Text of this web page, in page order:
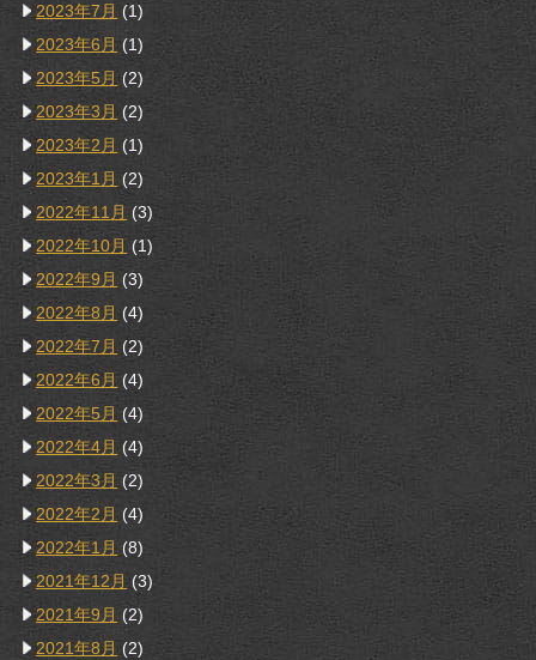
2023年7月 (1)
2023年6月 (1)
2023年5月 (2)
2023年3月 (2)
2023年2月 (1)
2023年1月 (2)
2022年11月 (3)
2022年10月 (1)
2022年9月 (3)
2022年8月 (4)
2022年7月 (2)
2022年6月 (4)
2022年5月 (4)
2022年4月 (4)
2022年3月 (2)
2022年2月 (4)
2022年1月 (8)
2021年12月 (3)
2021年9月 (2)
2021年8月 (2)